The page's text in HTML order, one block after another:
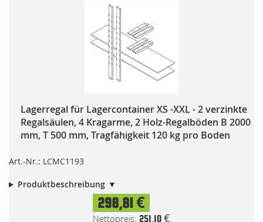
Lagerregal für Lagercontainer XS -XXL - 2 verzinkte
Regalsäulen, 4 Kragarme, 2 Holz-Regalböden B 2000
mm, T 500 mm, Tragfähigkeit 120 kg pro Boden
Art.-Nr.: LCMC1193
Produktbeschreibung
298,81 €
251,10 €